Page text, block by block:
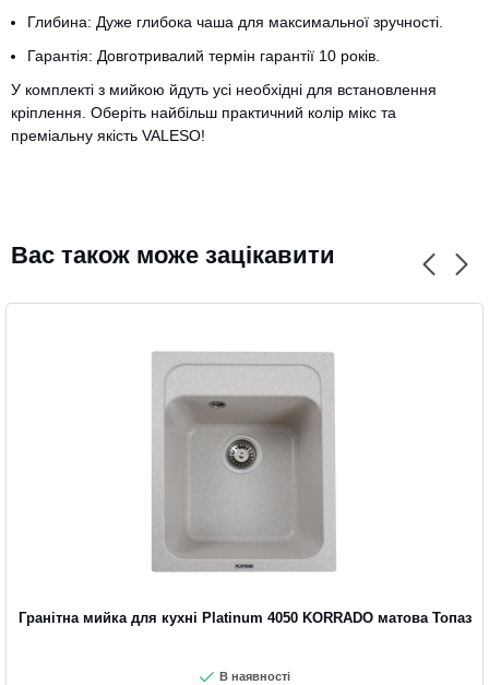
Глибина: Дуже глибока чаша для максимальної зручності.
Гарантія: Довготривалий термін гарантії 10 років.
У комплекті з мийкою йдуть усі необхідні для встановлення
кріплення. Оберіть найбільш практичний колір мікс та
преміальну якість VALESO!
Вас також може зацікавити
Гранітна мийка для кухні Platinum 4050 KORRADO матова Топаз
В наявності